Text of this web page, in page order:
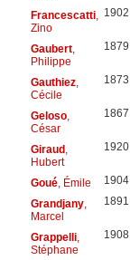
Francescatti,
Zino
1902
Gaubert,
Philippe
1879
Gauthiez,
Cécile
1873
Geloso,
César
1867
Giraud,
Hubert
1920
Goué, Émile 1904
Grandjany,
Marcel
1891
Grappelli,
Stéphane
1908